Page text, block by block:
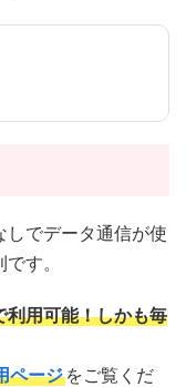
でデータ通信が使
す。
用可能！しかも毎
ページ をご覧くだ